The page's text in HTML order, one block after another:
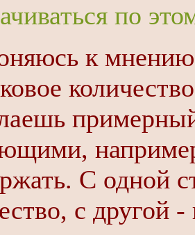
по
к
С одной
с другой -